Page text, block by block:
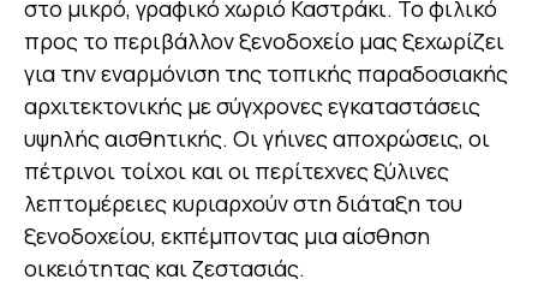
στο μικρό, γραφικό χωριό Καστράκι. Το φιλικό
προς το περιβάλλον ξενοδοχείο μας ξεχωρίζει
για την εναρμόνιση της τοπικής παραδοσιακής
αρχιτεκτονικής με σύγχρονες εγκαταστάσεις
υψηλής αισθητικής. Οι γήινες αποχρώσεις, οι
πέτρινοι τοίχοι και οι περίτεχνες ξύλινες
λεπτομέρειες κυριαρχούν στη διάταξη του
ξενοδοχείου, εκπέμποντας μια αίσθηση
οικειότητας και ζεστασιάς.